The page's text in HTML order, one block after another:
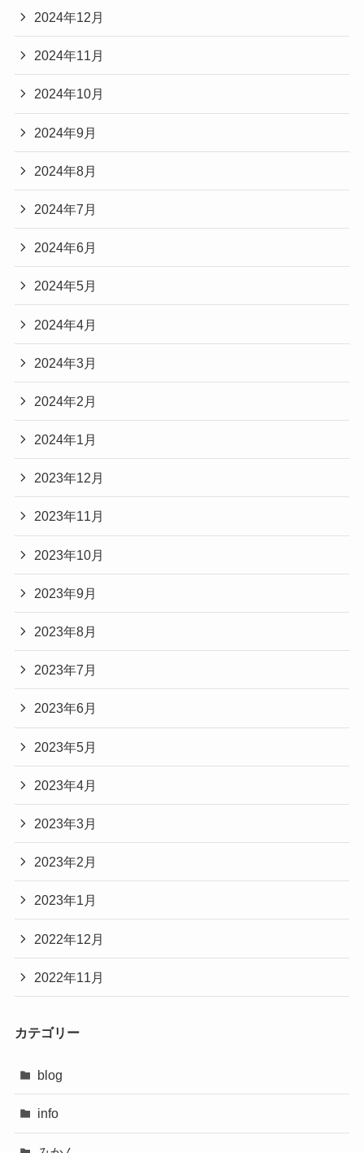
2024年12月
2024年11月
2024年10月
2024年9月
2024年8月
2024年7月
2024年6月
2024年5月
2024年4月
2024年3月
2024年2月
2024年1月
2023年12月
2023年11月
2023年10月
2023年9月
2023年8月
2023年7月
2023年6月
2023年5月
2023年4月
2023年3月
2023年2月
2023年1月
2022年12月
2022年11月
カテゴリー
blog
info